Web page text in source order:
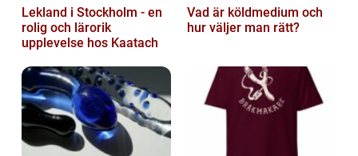
Lekland i Stockholm - en
rolig och lärorik
upplevelse hos Kaatach
Vad är köldmedium och
hur väljer man rätt?